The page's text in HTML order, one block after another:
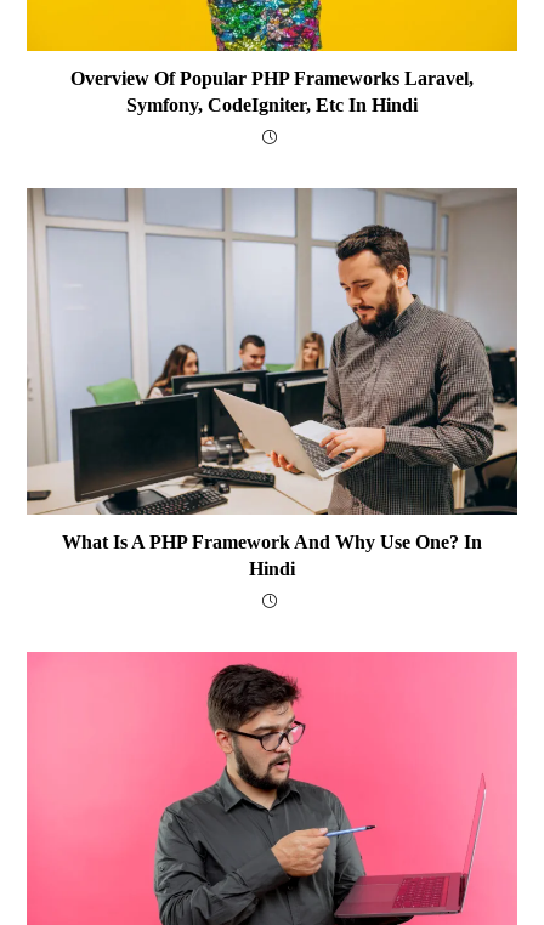
Overview Of Popular PHP Frameworks Laravel,
Symfony, CodeIgniter, Etc In Hindi
What Is A PHP Framework And Why Use One? In
Hindi